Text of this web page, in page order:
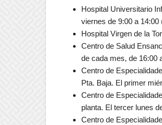
Hospital Universitario
viernes de 9:00 a 14:00
Hospital Virgen de la
Centro de Salud
de cada mes, de 16:00
Centro de
Pta. Baja. El primer
Centro de
planta. El tercer lunes
Centro de